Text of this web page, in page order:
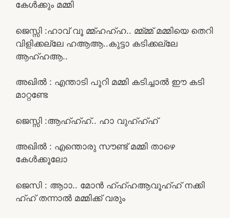
കേൾക്കും മമ്മി
ജെസ്സി :ഹാവ് വൂ മ്മ്ഹഹ്ഹ.. മ്മ്മ്മ് മമ്മിയെ തെറി
വിളിക്കല്ലേ ഹആആ..കുട്ടാ കടിക്കല്ലേ
ആഹ്ഹആ..
അഖിൽ : എന്താടി പൂറി മമ്മി കടിച്ചാൽ ഈ കടി
മാറ്റണ്ടേ
ജെസ്സി :ആഹ്ഹ്ഹ്.. ഹാ വുഹ്ഹ്ഹ്
അഖിൽ : എന്തൊരു സൗണ്ട് മമ്മി താഴെ
കേൾക്കൂലോ
ജെസി : ആാാ.. മോൻ ഹ്ഹ്ഹആവൂഹ്ഹ് നക്കി
ഹ്ഹ് തന്നാൽ മമ്മിക്ക് വരും